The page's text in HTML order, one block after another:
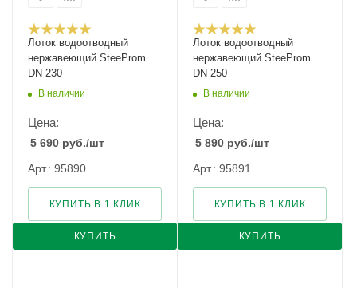
Лоток водоотводный
нержавеющий SteeProm
DN 230
В наличии
Цена:
5 690 руб./шт
Арт.: 95890
КУПИТЬ
КУПИТЬ В 1 КЛИК
Лоток водоотводный
нержавеющий SteeProm
DN 250
В наличии
Цена:
5 890 руб./шт
Арт.: 95891
КУПИТЬ
КУПИТЬ В 1 КЛИК